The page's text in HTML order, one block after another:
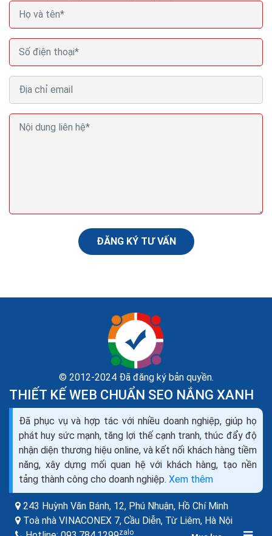
Cách xây dựng nội dung web hấp dẫn chuẩn Google
Bing ra đơn
SEO content hiểu đơn giản là phương pháp SEO dưạ
trên nội dung chất lượng là chính. Các yếu tố quan
trọng nhất giúp làm SEO thành công là: Nội dung,
Onpage, Backlink, Traffic.
ĐĂNG KÝ TƯ VẤN
© 2012-2024 Đã đăng ký bản quyền.
THIẾT KẾ WEB CHUẨN SEO NẮNG XANH
Đã phục vụ và hợp tác với nhiều doanh nghiệp, giúp họ
phát huy sức mạnh, tăng lợi thế cạnh tranh, thúc đẩy độ
nhận diện thương hiệu online, và kết nối khách hàng tiềm
năng, xây dựng mối quan hệ với khách hàng, tạo nền
tảng thành công cho doanh nghiệp. Xem thêm
243 Huỳnh Văn Bánh, 12, Phú Nhuận, Hồ Chí Minh
Toà nhà VINACONEX 7, Cầu Diễn, Từ Liêm, Hà Nội
zalo